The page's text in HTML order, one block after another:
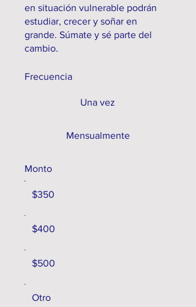
en situación vulnerable podrán
estudiar, crecer y soñar en
grande. Súmate y sé parte del
cambio.
Frecuencia
Una vez
Mensualmente
Monto
$350
$400
$500
Otro